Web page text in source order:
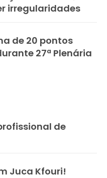
irregularidades
de 20 pontos
27ª Plenária
de
Juca Kfouri!